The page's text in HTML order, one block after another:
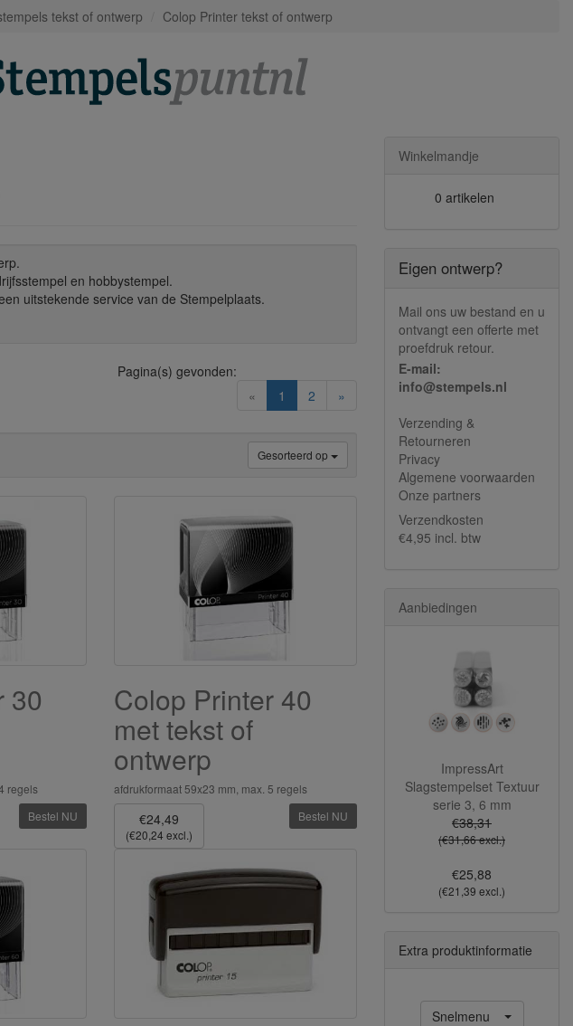
tekst of ontwerp Colop Printer tekst of ontwerp
en hobbystempel.
uitstekende service van de Stempelplaats.
«
1 (current)
2 »
Pagina(s) gevonden:
Gesorteerd op
30
regels
Bestel NU
Colop Printer 40
met tekst of
ontwerp
afdrukformaat 59x23 mm, max. 5 regels
€24,49
(€20,24 excl.)
Bestel NU
Winkelmandje
0 artikelen
Eigen ontwerp?
Mail ons uw bestand en u
ontvangt een offerte met
proefdruk retour.
E-mail:
info@stempels.nl
Verzending &
Retourneren
Privacy
Algemene voorwaarden
Onze partners
Verzendkosten
€4,95 incl. btw
Aanbiedingen
ImpressArt
Slagstempelset Textuur
serie 3, 6 mm
€38,31
(€31,66 excl.)
€25,88
(€21,39 excl.)
Extra produktinformatie
Snelmenu